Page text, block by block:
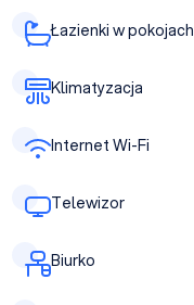
Łazienki w pokojach
Klimatyzacja
Internet Wi-Fi
Telewizor
Biurko